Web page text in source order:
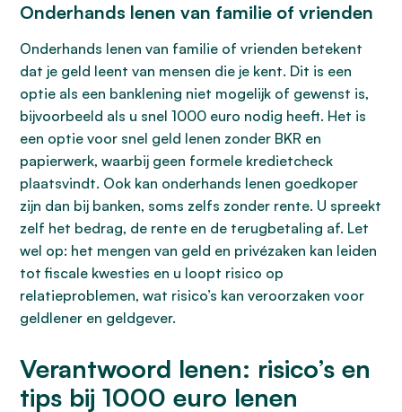
Onderhands lenen van familie of vrienden
Onderhands lenen van familie of vrienden betekent
dat je geld leent van mensen die je kent. Dit is een
optie als een banklening niet mogelijk of gewenst is,
bijvoorbeeld als u snel 1000 euro nodig heeft. Het is
een optie voor snel geld lenen zonder BKR en
papierwerk, waarbij geen formele kredietcheck
plaatsvindt. Ook kan onderhands lenen goedkoper
zijn dan bij banken, soms zelfs zonder rente. U spreekt
zelf het bedrag, de rente en de terugbetaling af. Let
wel op: het mengen van geld en privézaken kan leiden
tot fiscale kwesties en u loopt risico op
relatieproblemen, wat risico’s kan veroorzaken voor
geldlener en geldgever.
Verantwoord lenen: risico’s en
tips bij 1000 euro lenen